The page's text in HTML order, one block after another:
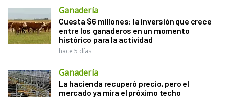
Ganadería
Cuesta $6 millones: la inversión que crece
entre los ganaderos en un momento
histórico para la actividad
hace 5 días
Ganadería
La hacienda recuperó precio, pero el
mercado ya mira el próximo techo